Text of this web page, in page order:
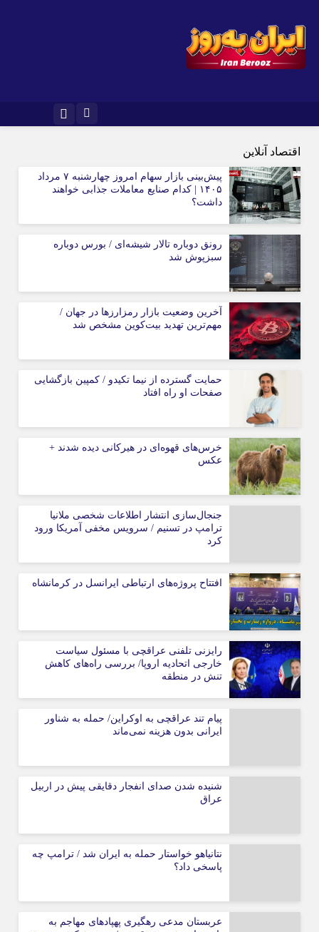
اقتصاد آنلاین
پیش‌بینی بازار سهام امروز چهارشنبه ۷ مرداد
۱۴۰۵ | کدام صنایع معاملات جذابی خواهند
داشت؟
رونق دوباره تالار شیشه‌ای / بورس دوباره
سبزپوش شد
آخرین وضعیت بازار رمزارزها در جهان /
مهم‌ترین تهدید بیت‌کوین مشخص شد
حمایت گسترده از نیما تکیدو / کمپین بازگشایی
صفحات او راه افتاد
خرس‌های قهوه‌ای در هیرکانی دیده شدند +
عکس
جنجال‌سازی انتشار اطلاعات شخصی ملانیا
ترامپ در تسنیم / سرویس مخفی آمریکا ورود
کرد
افتتاح پروژه‌های ارتباطی ایرانسل در کرمانشاه
رایزنی تلفنی عراقچی با مسئول سیاست
خارجی اتحادیه اروپا/ بررسی راه‌های کاهش
تنش در منطقه
پیام تند عراقچی به اوکراین/ حمله به شناور
ایرانی بدون هزینه نمی‌ماند
شنیده شدن صدای انفجار دقایقی پیش در اربیل
عراق
نتانیاهو خواستار حمله به ایران شد / ترامپ چه
پاسخی داد؟
عربستان مدعی رهگیری پهپادهای مهاجم به